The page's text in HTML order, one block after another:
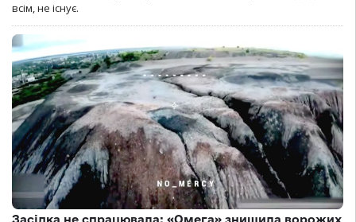
всім, не існує.
Засідка не спрацювала: «Омега» знищила ворожих